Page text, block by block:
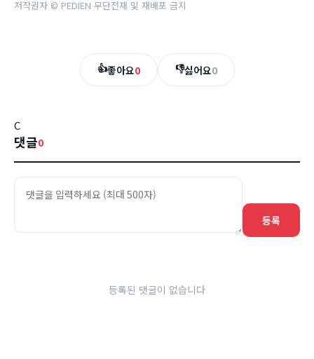
저작권자 © PEDIEN 무단전재 및 재배포 금지
👍좋아요0 👎싫어요0
C
댓글0
등록
등록된 댓글이 없습니다